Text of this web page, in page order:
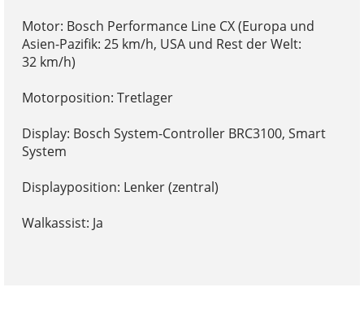
Motor: Bosch Performance Line CX (Europa und
Asien-Pazifik: 25 km/h, USA und Rest der Welt:
32 km/h)
Motorposition: Tretlager
Display: Bosch System-Controller BRC3100, Smart
System
Displayposition: Lenker (zentral)
Walkassist: Ja